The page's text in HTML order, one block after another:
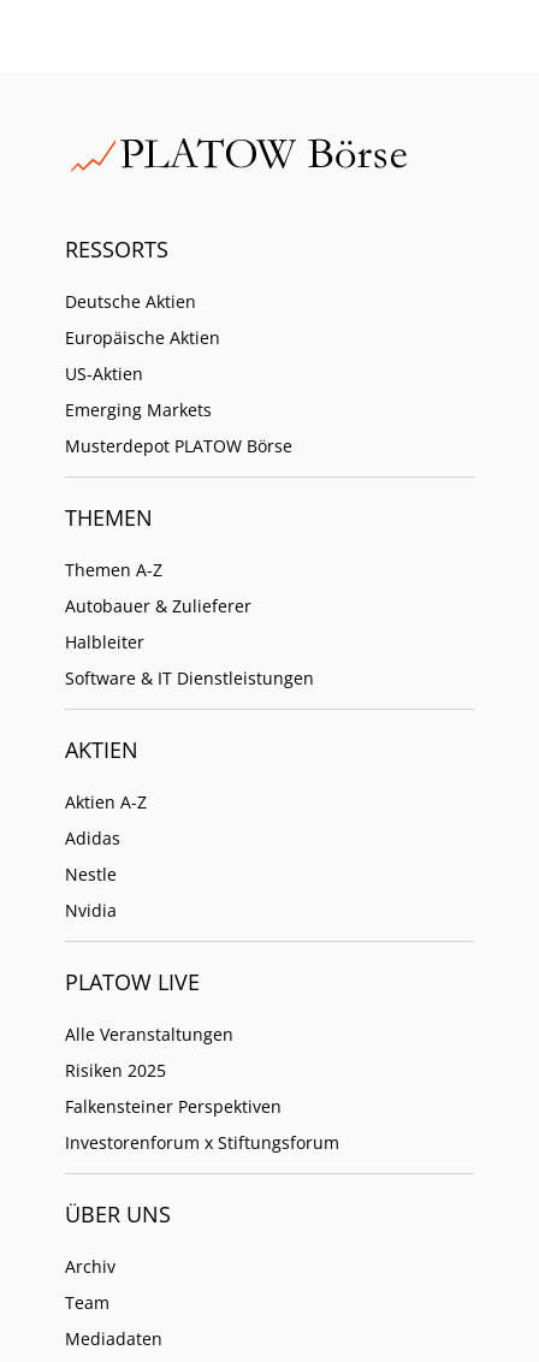
RESSORTS
Deutsche Aktien
Europäische Aktien
US-Aktien
Emerging Markets
Musterdepot PLATOW Börse
THEMEN
Themen A-Z
Autobauer & Zulieferer
Halbleiter
Software & IT Dienstleistungen
AKTIEN
Aktien A-Z
Adidas
Nestle
Nvidia
PLATOW LIVE
Alle Veranstaltungen
Risiken 2025
Falkensteiner Perspektiven
Investorenforum x Stiftungsforum
ÜBER UNS
Archiv
Team
Mediadaten